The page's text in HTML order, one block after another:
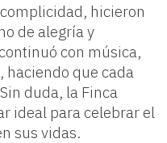
hicieron
de alegría y
con música,
haciendo que cada
duda, la Finca
ideal para celebrar el
sus vidas.